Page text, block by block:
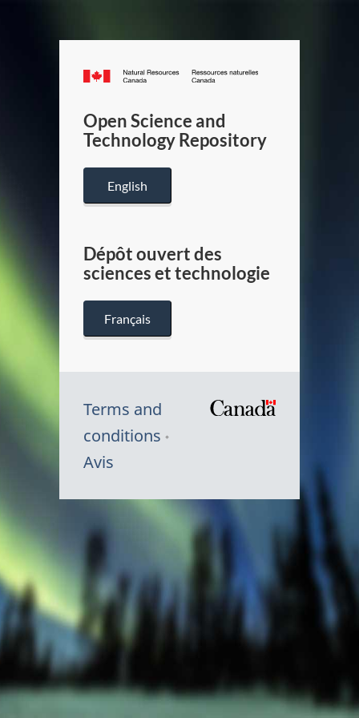
Canada.ca
/
Canada
Open Science and
Technology Repository
English
Dépôt ouvert des
sciences et technologie
Français
Terms and
conditions
Avis
Canada